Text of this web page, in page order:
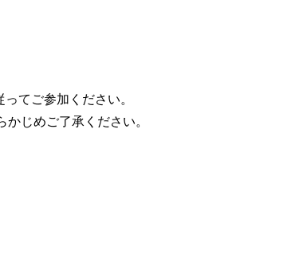
てご参加ください。
じめご了承ください。